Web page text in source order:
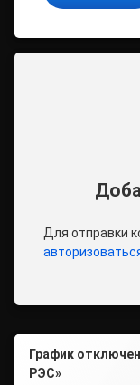
Для отправки
График
РЭС»